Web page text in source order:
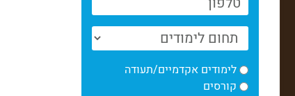
לימודים אקדמיים/תעודה
קורסים